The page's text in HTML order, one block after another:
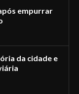
empurrar
da cidade e